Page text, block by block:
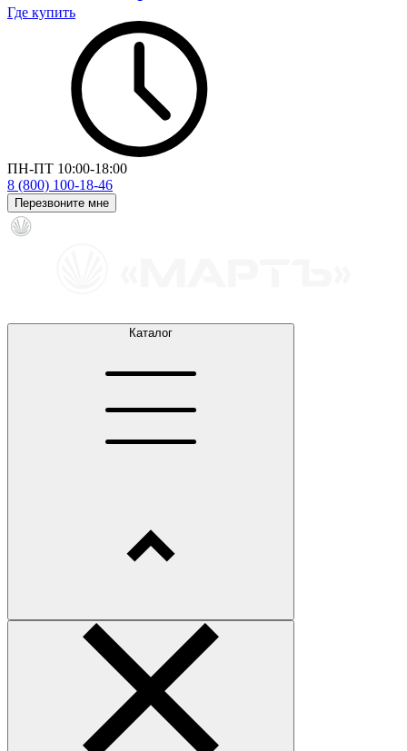
Где купить
ПН-ПТ 10:00-18:00
8 (800) 100-18-46
Перезвоните мне
Каталог